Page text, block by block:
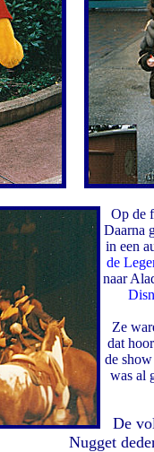
Op de
Daarna
in een
de
naar
Ze
dat
de
was al
De
Nugget